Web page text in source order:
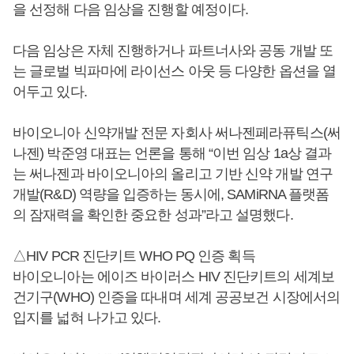
을 선정해 다음 임상을 진행할 예정이다.
다음 임상은 자체 진행하거나 파트너사와 공동 개발 또
는 글로벌 빅파마에 라이선스 아웃 등 다양한 옵션을 열
어두고 있다.
바이오니아 신약개발 전문 자회사 써나젠페라퓨틱스(써
나젠) 박준영 대표는 언론을 통해 “이번 임상 1a상 결과
는 써나젠과 바이오니아의 올리고 기반 신약 개발 연구
개발(R&D) 역량을 입증하는 동시에, SAMiRNA 플랫폼
의 잠재력을 확인한 중요한 성과”라고 설명했다.
△HIV PCR 진단키트 WHO PQ 인증 획득
바이오니아는 에이즈 바이러스 HIV 진단키트의 세계보
건기구(WHO) 인증을 따내며 세계 공공보건 시장에서의
입지를 넓혀 나가고 있다.